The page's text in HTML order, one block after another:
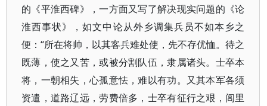
的《平淮西碑》，一方面又写了解决现实问题的《论
淮西事状》，如文中论从外乡调集兵员不如本乡之
便：“所在将帅，以其客兵难处使，先不存优恤。待之
既薄，使之又苦，或被分割队伍，隶属诸头。士卒本
将，一朝相失，心孤意怯，难以有功。又其本军各须
资遣，道路辽远，劳费倍多，士卒有征行之艰，闾里